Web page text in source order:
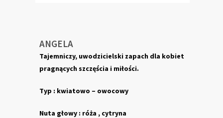
ANGELA
Tajemniczy, uwodzicielski zapach dla kobiet
pragnących szczęścia i miłości.
Typ : kwiatowo – owocowy
Nuta głowy : róża , cytryna